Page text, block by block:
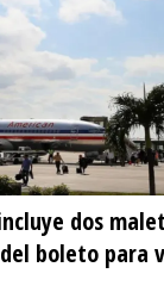
dos
boleto para